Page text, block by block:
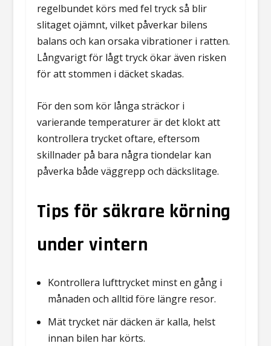
regelbundet körs med fel tryck så blir
slitaget ojämnt, vilket påverkar bilens
balans och kan orsaka vibrationer i ratten.
Långvarigt för lågt tryck ökar även risken
för att stommen i däcket skadas.
För den som kör långa sträckor i
varierande temperaturer är det klokt att
kontrollera trycket oftare, eftersom
skillnader på bara några tiondelar kan
påverka både väggrepp och däckslitage.
Tips för säkrare körning
under vintern
Kontrollera lufttrycket minst en gång i
månaden och alltid före längre resor.
Mät trycket när däcken är kalla, helst
innan bilen har körts.